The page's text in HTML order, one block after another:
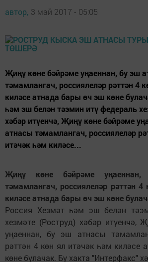
автор, 3 май 2017 - 05:05
Җиңү көне бәйрәме уңаеннан, бу эш
тәмамлангач, россиялеләр рәттән 4
киләсе атнада бары өч эш көне
һәм эш белән тәэмин итү федераль
хәбәр итүенчә, Җиңү көне бәйрәме
атнасы тәмамлангач, россиялеләр
итәчәк һәм киләсе...
Җиңү көне бәйрәме
тәмамлангач, россиялеләр рәттән
киләсе атнада бары өч эш көне
Россия Хезмәт һәм эш белән
хезмәте (Роструд) хәбәр итүенчә,
уңаеннан, бу эш атнасы
рәттән 4 көн ял итәчәк һәм киләсе
көне булачак. Бу хакта "Интерфакс"